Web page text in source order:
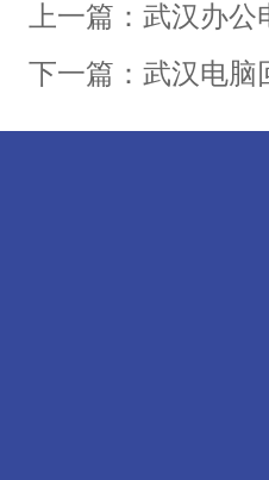
上一篇：武汉办
下一篇：武汉电脑